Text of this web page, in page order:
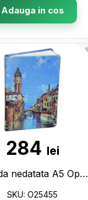
Adauga in cos
284 lei
Agenda nedatata A5 Optima (128foi)Goblen O25455
SKU: O25455